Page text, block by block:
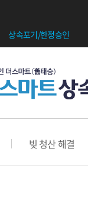
상속포기/한정승인
빚 청산 해결